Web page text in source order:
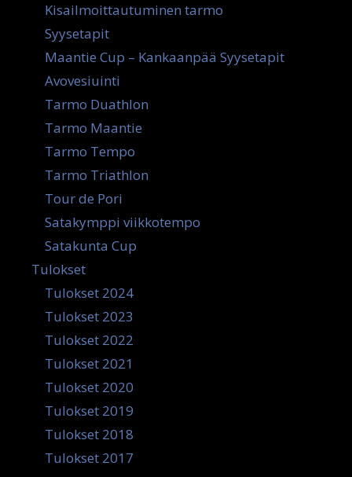
Kisailmoittautuminen tarmo
Syysetapit
Maantie Cup – Kankaanpää Syysetapit
Avovesiuinti
Tarmo Duathlon
Tarmo Maantie
Tarmo Tempo
Tarmo Triathlon
Tour de Pori
Satakymppi viikkotempo
Satakunta Cup
Tulokset
Tulokset 2024
Tulokset 2023
Tulokset 2022
Tulokset 2021
Tulokset 2020
Tulokset 2019
Tulokset 2018
Tulokset 2017